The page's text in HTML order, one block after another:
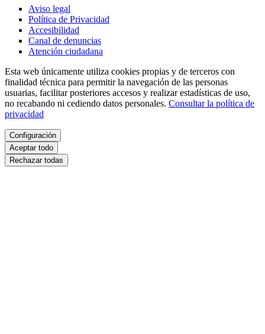
Aviso legal
Política de Privacidad
Accesibilidad
Canal de denuncias
Atención ciudadana
Esta web únicamente utiliza cookies propias y de terceros con
finalidad técnica para permitir la navegación de las personas
usuarias, facilitar posteriores accesos y realizar estadísticas de uso,
no recabando ni cediendo datos personales. Consultar la política de
privacidad
Configuración
Aceptar todo
Rechazar todas